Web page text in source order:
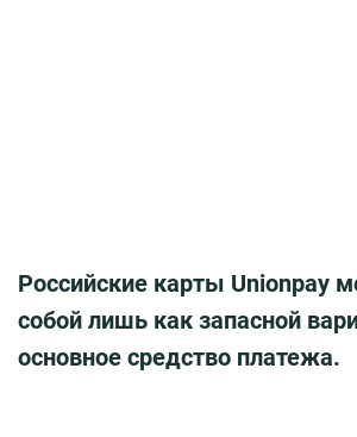
Российские карты Unionpay
собой лишь как запасной
основное средство платежа.